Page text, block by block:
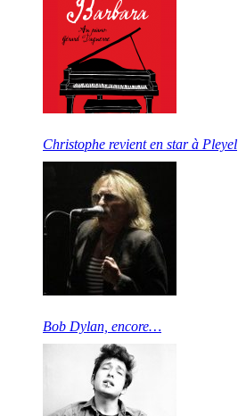
Christophe revient en star à Pleyel
Bob Dylan, encore…